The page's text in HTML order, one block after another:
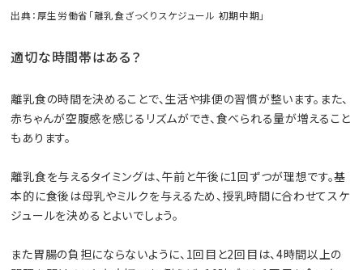
出典：厚生労働省「離乳食ざっくりスケジュール 初期中期」
適切な時間帯はある？
離乳食の時間を決めることで、生活や排便の習慣が整います。また、
赤ちゃんが空腹感を感じるリズムができ、食べられる量が増えること
もあります。
離乳食を与えるタイミングは、午前と午後に1回ずつが理想です。基
本的に食後は母乳やミルクを与えるため、授乳時間に合わせてスケ
ジュールを決めるとよいでしょう。
また胃腸の負担にならないように、1回目と2回目は、4時間以上の